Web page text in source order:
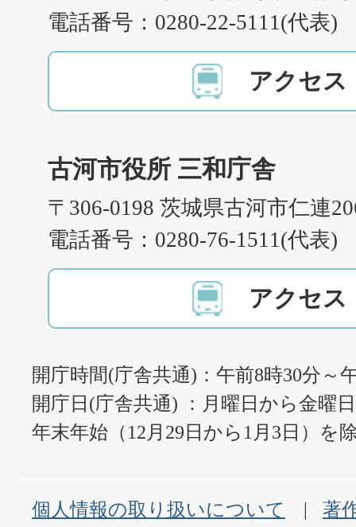
電話番号：0280-22-5111(代表)
アクセス
古河市役所 三和庁舎
〒306-0198 茨城県古河市仁連
電話番号：0280-76-1511(代表)
アクセス
開庁時間(庁舎共通)：午前8時30分～
開庁日(庁舎共通) ：月曜日から金曜
年末年始（12月29日から1月3日）を
個人情報の取り扱いについて
著